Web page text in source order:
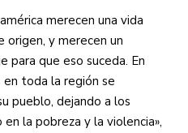
merecen una vida
origen, y merecen un
para que eso suceda. En
toda la región se
pueblo, dejando a los
la pobreza y la violencia»,